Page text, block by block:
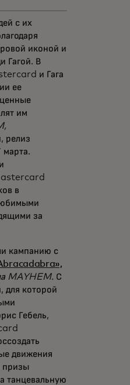
с их
иконой и
Гагой. В
и Гага
ее
им
релиз
марта.
в
за
кампанию с
MAYHEM. С
для которой
Гебель,
движения
призы
танцевальную